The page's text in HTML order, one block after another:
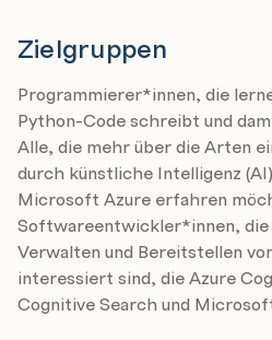
mit Azure Cognitive
Bot Framework erstellen
Verwendung von C# oder
Programmiersprachen.
Nach Abschluss vom Lehrgang
Vorgänge mit Datentypen
durchführen
Kontrollfluss mit
Verwaltung von
Datenmanipulation mit DML
Fehlersuche
Microsoft Azure AI
Get started with AI on
Use Automated Machine
Learning
Zielgruppen
Programmierer*innen, die
Python-Code schreibt und
Alle, die mehr über die Arten
durch künstliche Intelligenz
Microsoft Azure erfahren
Softwareentwickler*innen, die
Verwalten und Bereitstellen
interessiert sind, die Azure
Cognitive Search und